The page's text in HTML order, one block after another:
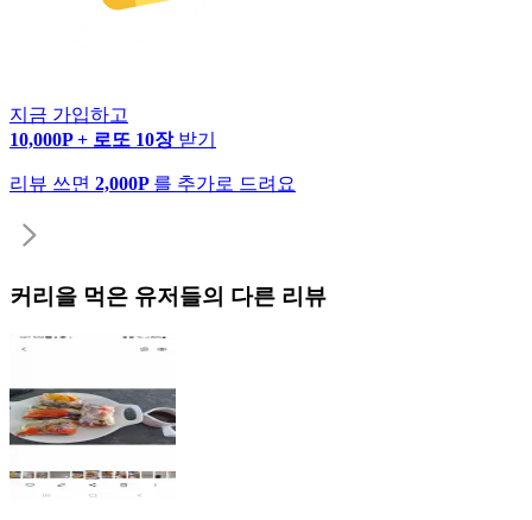
지금 가입하고
10,000P + 로또 10장 받기
리뷰 쓰면 2,000P 를 추가로 드려요
커리 을 먹은 유저들의 다른 리뷰